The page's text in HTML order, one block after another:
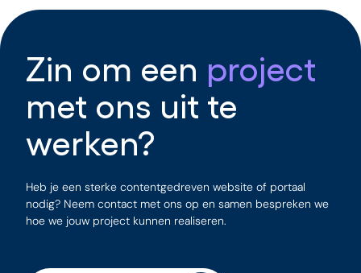
Zin om een project
met ons uit te
werken?
Heb je een sterke contentgedreven website of portaal
nodig? Neem contact met ons op en samen bespreken we
hoe we jouw project kunnen realiseren.